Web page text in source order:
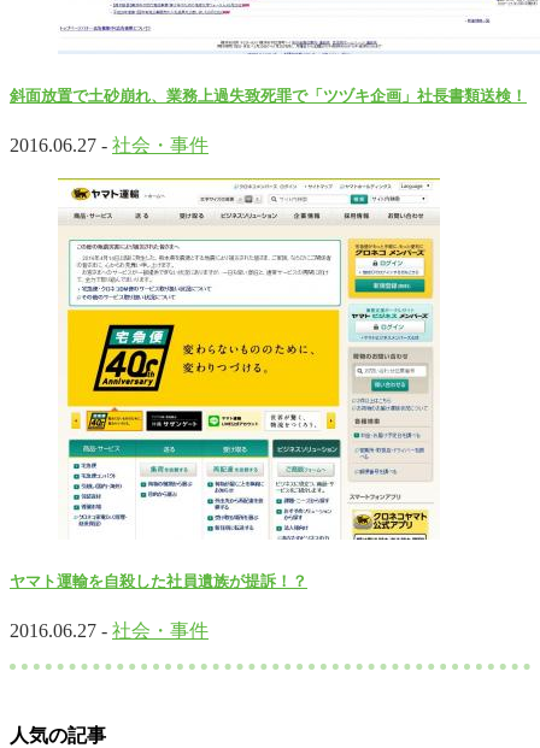
斜面放置で土砂崩れ、業務上過失致死罪で「ツヅキ企画」社長書類送検！
2016.06.27 - 社会・事件
ヤマト運輸を自殺した社員遺族が提訴！？
2016.06.27 - 社会・事件
人気の記事